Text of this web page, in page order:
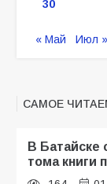
30
« Май Июл »
САМОЕ
В Батайске
тома книги